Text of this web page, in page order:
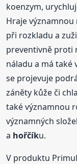
koenzym,
Hraje
při rozkladu a
preventivně proti
náladu a má také
se projevuje
záněty kůže či
také významnou
významných
a hořčíku.
V produktu